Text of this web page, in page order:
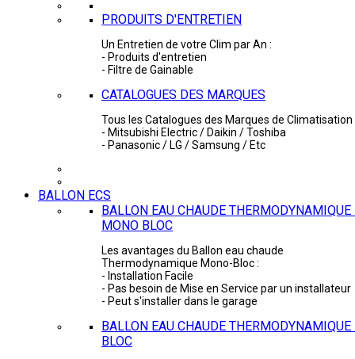
PRODUITS D'ENTRETIEN
Un Entretien de votre Clim par An :
- Produits d'entretien
- Filtre de Gainable
CATALOGUES DES MARQUES
Tous les Catalogues des Marques de Climatisation
- Mitsubishi Electric / Daikin / Toshiba
- Panasonic / LG / Samsung / Etc
BALLON ECS
BALLON EAU CHAUDE THERMODYNAMIQUE
MONO BLOC
Les avantages du Ballon eau chaude
Thermodynamique Mono-Bloc :
- Installation Facile
- Pas besoin de Mise en Service par un installateur
- Peut s'installer dans le garage
BALLON EAU CHAUDE
BLOC